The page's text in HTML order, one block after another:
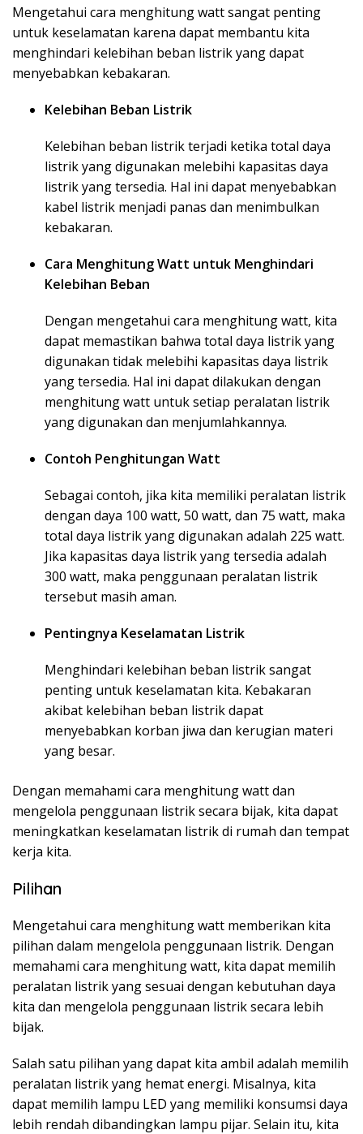
Mengetahui cara menghitung watt sangat penting
untuk keselamatan karena dapat membantu kita
menghindari kelebihan beban listrik yang dapat
menyebabkan kebakaran.
Kelebihan Beban Listrik
Kelebihan beban listrik terjadi ketika total daya
listrik yang digunakan melebihi kapasitas daya
listrik yang tersedia. Hal ini dapat menyebabkan
kabel listrik menjadi panas dan menimbulkan
kebakaran.
Cara Menghitung Watt untuk Menghindari
Kelebihan Beban
Dengan mengetahui cara menghitung watt, kita
dapat memastikan bahwa total daya listrik yang
digunakan tidak melebihi kapasitas daya listrik
yang tersedia. Hal ini dapat dilakukan dengan
menghitung watt untuk setiap peralatan listrik
yang digunakan dan menjumlahkannya.
Contoh Penghitungan Watt
Sebagai contoh, jika kita memiliki peralatan listrik
dengan daya 100 watt, 50 watt, dan 75 watt, maka
total daya listrik yang digunakan adalah 225 watt.
Jika kapasitas daya listrik yang tersedia adalah
300 watt, maka penggunaan peralatan listrik
tersebut masih aman.
Pentingnya Keselamatan Listrik
Menghindari kelebihan beban listrik sangat
penting untuk keselamatan kita. Kebakaran
akibat kelebihan beban listrik dapat
menyebabkan korban jiwa dan kerugian materi
yang besar.
Dengan memahami cara menghitung watt dan
mengelola penggunaan listrik secara bijak, kita dapat
meningkatkan keselamatan listrik di rumah dan tempat
kerja kita.
Pilihan
Mengetahui cara menghitung watt memberikan kita
pilihan dalam mengelola penggunaan listrik. Dengan
memahami cara menghitung watt, kita dapat memilih
peralatan listrik yang sesuai dengan kebutuhan daya
kita dan mengelola penggunaan listrik secara lebih
bijak.
Salah satu pilihan yang dapat kita ambil adalah memilih
peralatan listrik yang hemat energi. Misalnya, kita
dapat memilih lampu LED yang memiliki konsumsi daya
lebih rendah dibandingkan lampu pijar. Selain itu, kita